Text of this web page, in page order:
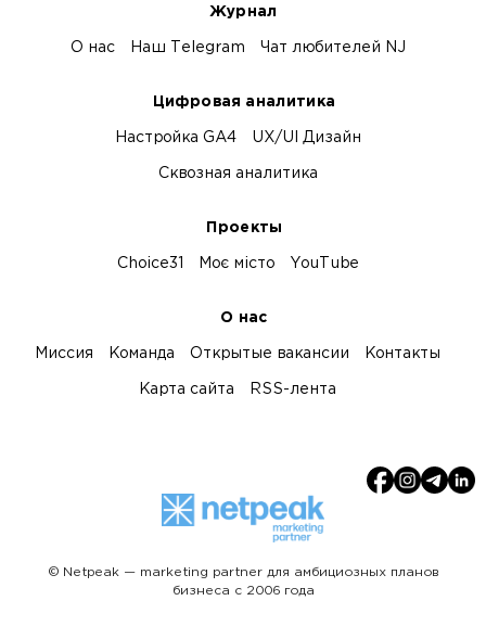
Журнал
О нас Наш Telegram Чат любителей NJ
Цифровая аналитика
Настройка GA4 UX/UI Дизайн
Сквозная аналитика
Проекты
Choice31 Моє місто YouTube
О нас
Миссия Команда Открытые вакансии Контакты
Карта сайта RSS-лента
© Netpeak — marketing partner для амбициозных планов
бизнеса с 2006 года